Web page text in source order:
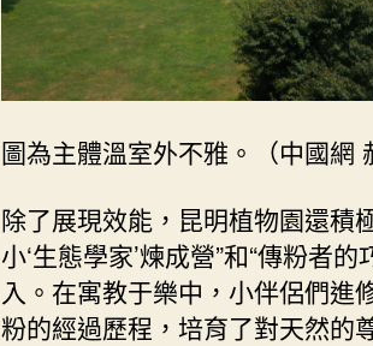
圖為主體溫室外不雅。（中國網
除了展現效能，昆明植物園還積
小‘生態學家’煉成營”和“傳粉者
入。在寓教于樂中，小伴侶們進
粉的經過歷程，培育了對天然的